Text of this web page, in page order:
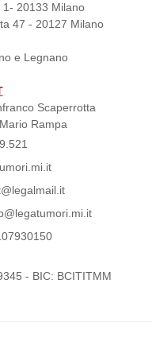
1- 20133 Milano
47 - 20127 Milano
e Legnano
Scaperrotta
Rampa
- BIC: BCITITMM